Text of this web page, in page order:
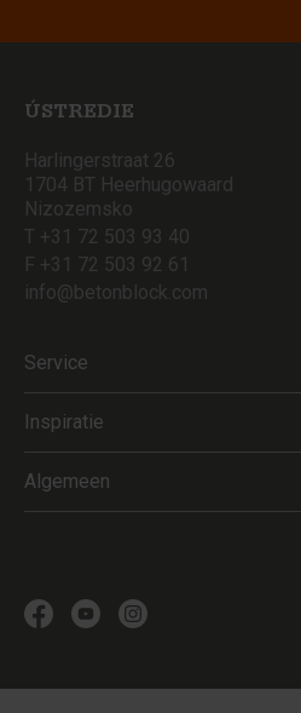
ÚSTREDIE
Harlingerstraat 26
1704 BT Heerhugowaard
Nizozemsko
T +31 72 503 93 40
F +31 72 503 92 61
info@betonblock.com
Service
Inspiratie
Algemeen